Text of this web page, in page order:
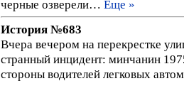
черные озверели… Еще »
История №683
Вчера вечером на перекрестке
странный инцидент: минчанин
стороны водителей легковых